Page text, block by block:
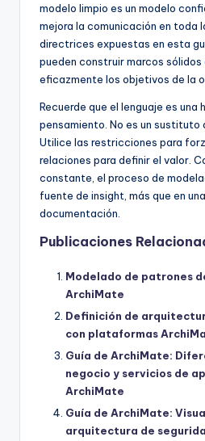
modelo limpio es un modelo
mejora la comunicación en toda
directrices expuestas en esta
pueden construir marcos sólidos
eficazmente los objetivos de la
Recuerde que el lenguaje es una
pensamiento. No es un sustituto
Utilice las restricciones para
relaciones para definir el valor.
constante, el proceso de
fuente de insight, más que en
documentación.
Publicaciones
Modelado de patrones
ArchiMate
Definición de
con plataformas
Guía de ArchiMate:
negocio y servicios de
ArchiMate
Guía de ArchiMate:
arquitectura de